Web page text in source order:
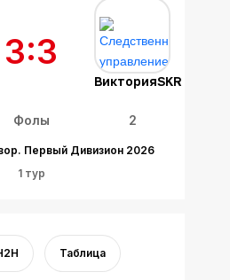
ВикторияSKR
3:3
Первый Дивизион 2026
1 тур
Фолы 2
Таблица